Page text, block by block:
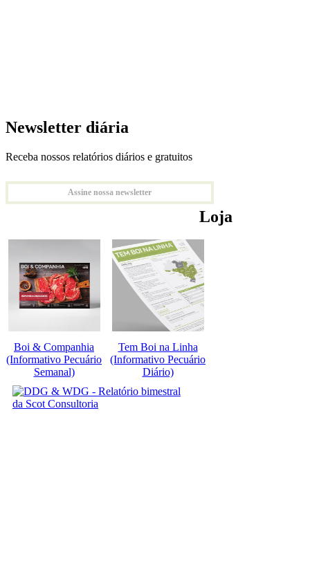
Newsletter diária
Receba nossos relatórios diários e gratuitos
Assine nossa newsletter
Loja
Boi & Companhia
(Informativo Pecuário
Semanal)
Tem Boi na Linha
(Informativo Pecuário
Diário)